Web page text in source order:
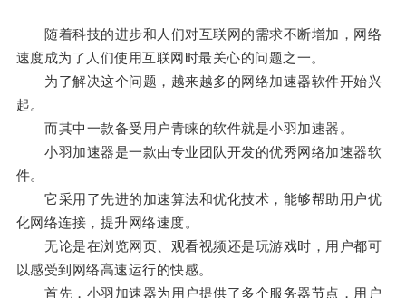
随着科技的进步和人们对互联网的需求不断增加，网络
速度成为了人们使用互联网时最关心的问题之一。
为了解决这个问题，越来越多的网络加速器软件开始兴
起。
而其中一款备受用户青睐的软件就是小羽加速器。
小羽加速器是一款由专业团队开发的优秀网络加速器软
件。
它采用了先进的加速算法和优化技术，能够帮助用户优
化网络连接，提升网络速度。
无论是在浏览网页、观看视频还是玩游戏时，用户都可
以感受到网络高速运行的快感。
首先，小羽加速器为用户提供了多个服务器节点，用户